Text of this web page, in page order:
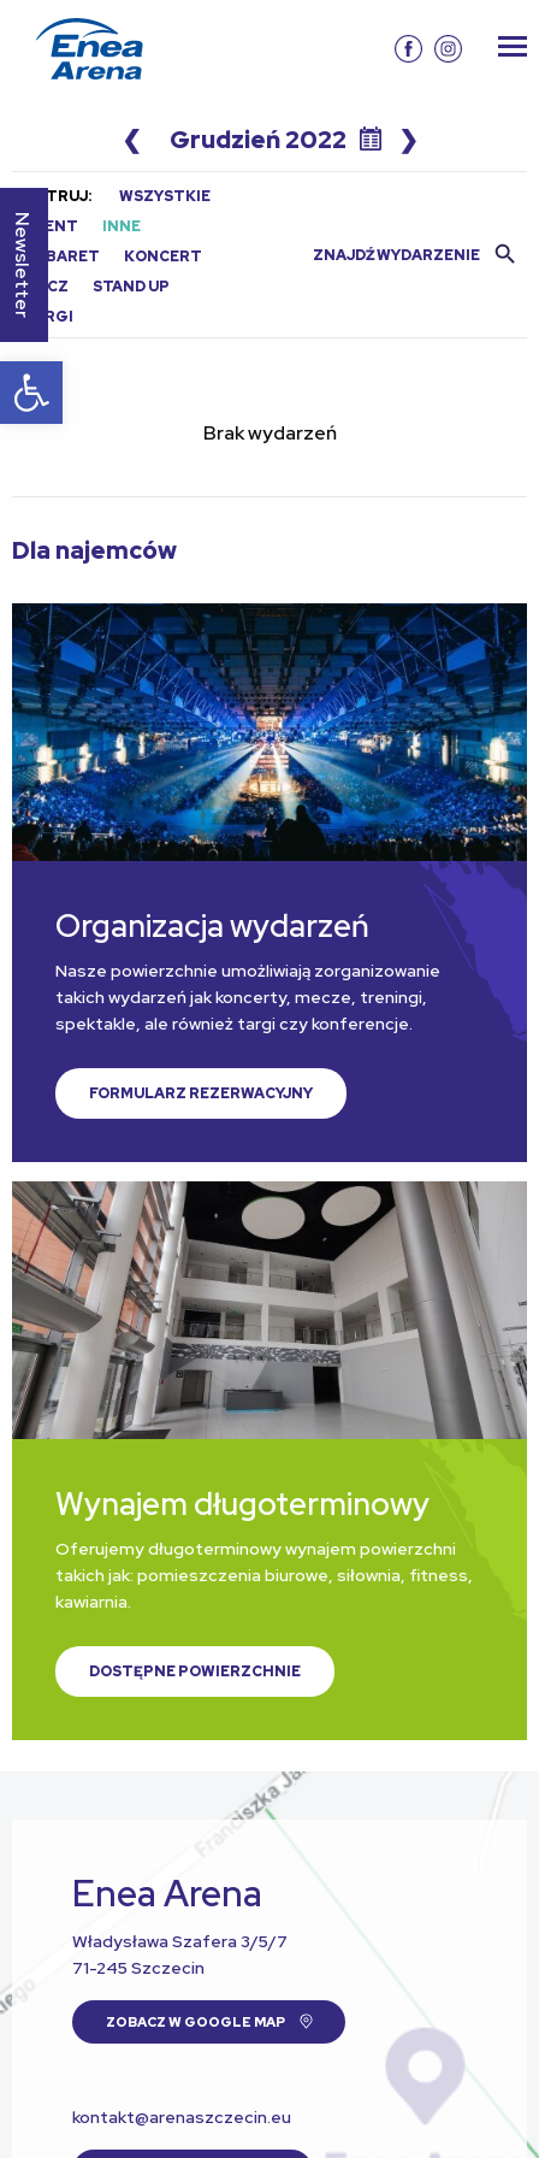
Otwórz pasek narzędzi
❮ Grudzień 2022 ❯
FILTRUJ:
WSZYSTKIE
EVENT
INNE
KABARET
KONCERT
MECZ
STAND UP
TARGI
Brak wydarzeń
Dla najemców
Organizacja wydarzeń
Nasze powierzchnie umożliwiają zorganizowanie
takich wydarzeń jak koncerty, mecze, treningi,
spektakle, ale również targi czy konferencje.
FORMULARZ REZERWACYJNY
Wynajem długoterminowy
Oferujemy długoterminowy wynajem powierzchni
takich jak: pomieszczenia biurowe, siłownia, fitness,
kawiarnia.
DOSTĘPNE POWIERZCHNIE
Enea Arena
Władysława Szafera 3/5/7
71-245 Szczecin
ZOBACZ W GOOGLE MAP
kontakt@arenaszczecin.eu
Newsletter